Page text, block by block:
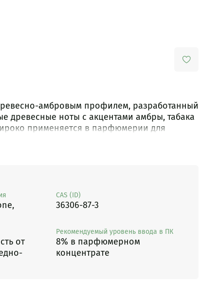
амбровым профилем, разработанный
древесные ноты с акцентами амбры, табака
применяется в парфюмерии для
CAS (ID)
36306-87-3
от
Рекомендуемый уровень ввода в ПК
8% в парфюмерном
концентрате